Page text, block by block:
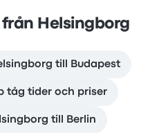
Helsingborg
till Budapest
tåg tider och priser
till Berlin